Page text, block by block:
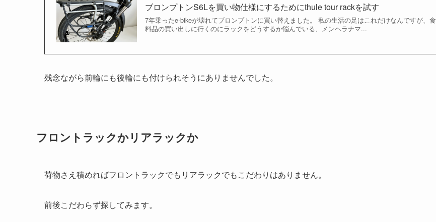
ブロンプトンS6Lを買い物仕様にするためにthule tour rackを試す
7年乗ったe-bikeが壊れてブロンプトンに買い替えました。 私の生活の足はこれだけなんですが、食
料品の買い出しに行くのにラックをどうするか悩んでいる、メンヘラナマ...
残念ながら前輪にも後輪にも付けられそうにありませんでした。
フロントラックかリアラックか
荷物さえ積めればフロントラックでもリアラックでもこだわりはありません。
前後こだわらず探してみます。